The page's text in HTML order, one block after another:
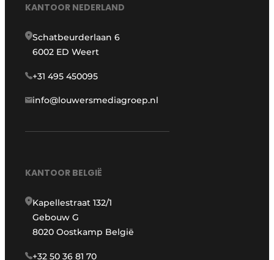
KANTOOR NEDERLAND
Schatbeurderlaan 6
6002 ED Weert
+31 495 450095
info@louwersmediagroep.nl
KANTOOR BELGIË
Kapellestraat 132/1
Gebouw G
8020 Oostkamp België
+32 50 36 81 70